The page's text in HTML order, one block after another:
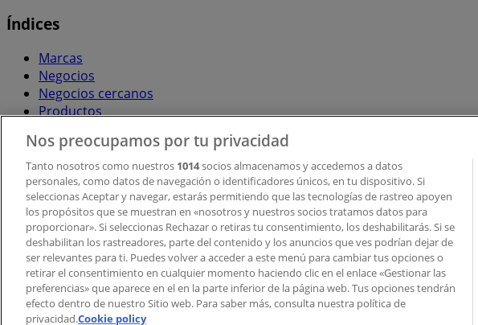
Índices
Marcas
Negocios
Negocios cercanos
Productos
Descargar la APP Tiendeo
Copyright © Tiendeo ® 2026 · Shopfully Marketing S.L.U. – Palau de Mar –
Términos y condicionesPolítica de privacidad
Nos preocupamos por tu privacidad
Tanto nosotros como nuestros 1014socios almacenamos y accedemos a datos
personales, como datos de navegación o identificadores únicos, en tu dispositivo. Si
seleccionas Aceptar y navegar, estarás permitiendo que las tecnologías de rastreo apoyen
los propósitos que se muestran en «nosotros y nuestros socios tratamos datos para
proporcionar». Si seleccionas Rechazar o retiras tu consentimiento, los deshabilitarás. Si se
deshabilitan los rastreadores, parte del contenido y los anuncios que ves podrían dejar de
ser relevantes para ti. Puedes volver a acceder a este menú para cambiar tus opciones o
retirar el consentimiento en cualquier momento haciendo clic en el enlace «Gestionar las
preferencias» que aparece en el en la parte inferior de la página web. Tus opciones tendrán
efecto dentro de nuestro Sitio web. Para saber más, consulta nuestra política de
privacidad.Cookie policy